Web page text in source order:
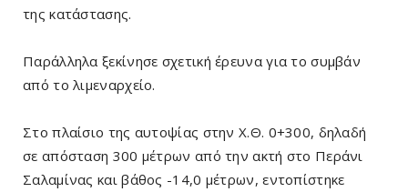
της κατάστασης.
Παράλληλα ξεκίνησε σχετική έρευνα για το συμβάν
από το λιμεναρχείο.
Στο πλαίσιο της αυτοψίας στην Χ.Θ. 0+300, δηλαδή
σε απόσταση 300 μέτρων από την ακτή στο Περάνι
Σαλαμίνας και βάθος -14,0 μέτρων, εντοπίστηκε